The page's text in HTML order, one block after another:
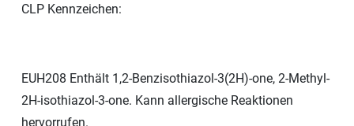
CLP Kennzeichen:
EUH208 Enthält 1,2-Benzisothiazol-3(2H)-one, 2-Methyl-
2H-isothiazol-3-one. Kann allergische Reaktionen
hervorrufen.